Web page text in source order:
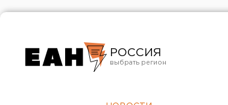
РОССИЯ
Челябинск